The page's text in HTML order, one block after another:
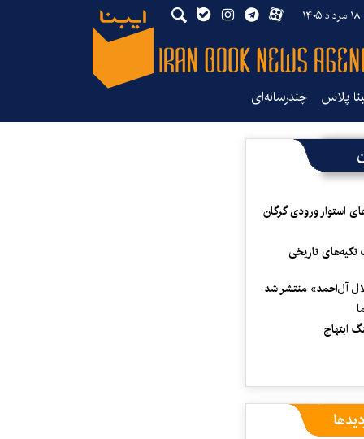
پلاس چندرسانه‌ای
استوار ورودی گرگان
تکیه‌های تاریخی
آل‌احمد» منتشر شد
ابتهاج